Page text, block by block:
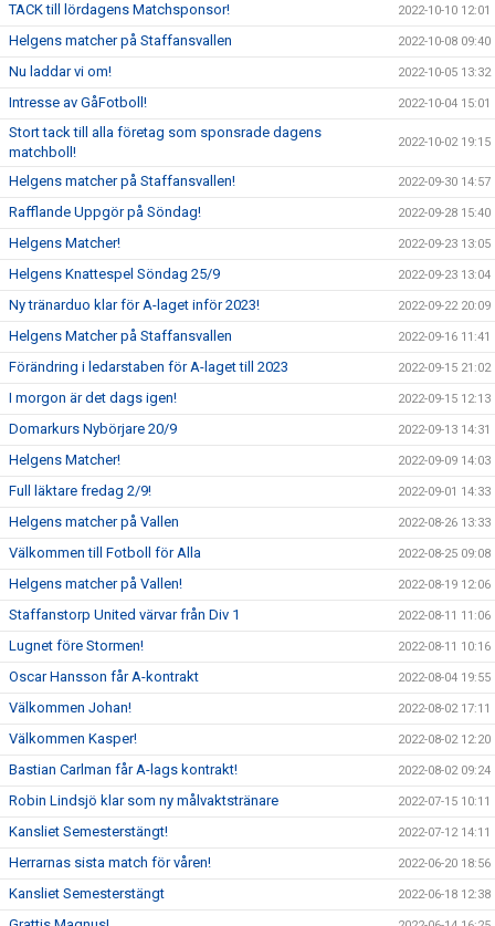
TACK till lördagens Matchsponsor! 2022-10-10 12:01
Helgens matcher på Staffansvallen 2022-10-08 09:40
Nu laddar vi om! 2022-10-05 13:32
Intresse av GåFotboll! 2022-10-04 15:01
Stort tack till alla företag som sponsrade dagens
matchboll!
2022-10-02 19:15
Helgens matcher på Staffansvallen! 2022-09-30 14:57
Rafflande Uppgör på Söndag! 2022-09-28 15:40
Helgens Matcher! 2022-09-23 13:05
Helgens Knattespel Söndag 25/9 2022-09-23 13:04
Ny tränarduo klar för A-laget inför 2023! 2022-09-22 20:09
Helgens Matcher på Staffansvallen 2022-09-16 11:41
Förändring i ledarstaben för A-laget till 2023 2022-09-15 21:02
I morgon är det dags igen! 2022-09-15 12:13
Domarkurs Nybörjare 20/9 2022-09-13 14:31
Helgens Matcher! 2022-09-09 14:03
Full läktare fredag 2/9! 2022-09-01 14:33
Helgens matcher på Vallen 2022-08-26 13:33
Välkommen till Fotboll för Alla 2022-08-25 09:08
Helgens matcher på Vallen! 2022-08-19 12:06
Staffanstorp United värvar från Div 1 2022-08-11 11:06
Lugnet före Stormen! 2022-08-11 10:16
Oscar Hansson får A-kontrakt 2022-08-04 19:55
Välkommen Johan! 2022-08-02 17:11
Välkommen Kasper! 2022-08-02 12:20
Bastian Carlman får A-lags kontrakt! 2022-08-02 09:24
Robin Lindsjö klar som ny målvaktstränare 2022-07-15 10:11
Kansliet Semesterstängt! 2022-07-12 14:11
Herrarnas sista match för våren! 2022-06-20 18:56
Kansliet Semesterstängt 2022-06-18 12:38